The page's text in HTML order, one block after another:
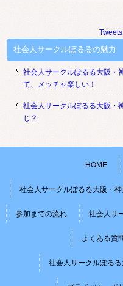
社会人サークルぽるるの魅力
社会人サークルぽるる大阪・
て、メッチャ楽しい！
社会人サークルぽるる大阪・
じ？
HOME
社会人サークルぽるる大阪・
参加までの流れ 社会人サ
よくある質
社会人サークルぽる